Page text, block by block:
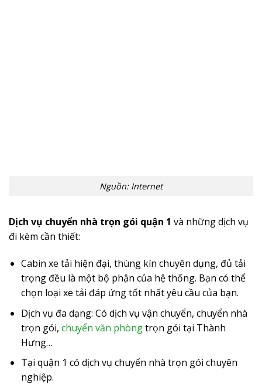
Nguồn: Internet
Dịch vụ chuyển nhà trọn gói quận 1 và những dịch vụ
đi kèm cần thiết:
Cabin xe tải hiện đại, thùng kín chuyên dụng, đủ tải
trọng đều là một bộ phận của hệ thống. Bạn có thể
chọn loại xe tải đáp ứng tốt nhất yêu cầu của bạn.
Dịch vụ đa dạng: Có dịch vụ vận chuyển, chuyển nhà
trọn gói, chuyển văn phòngtrọn gói tại Thành
Hưng…
Tại quận 1 có dịch vụ chuyển nhà trọn gói chuyên
nghiệp.